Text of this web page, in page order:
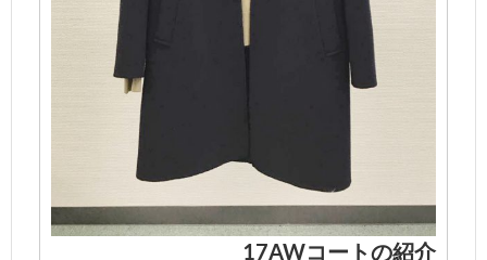
17AWコートの紹介